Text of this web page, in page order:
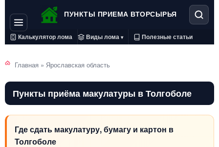
ПУНКТЫ ПРИЕМА ВТОРСЫРЬЯ
Калькулятор лома Виды лома ▾ Полезные статьи
Главная » Ярославская область
Пункты приёма макулатуры в Толгоболе
Где сдать макулатуру, бумагу и картон в
Толгоболе